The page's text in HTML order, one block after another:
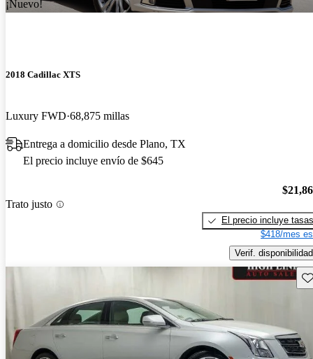
¡Nuevo!
2018 Cadillac XTS
Luxury FWD 68,875 millas
Entrega a domicilio desde Plano, TX
El precio incluye envío de $645
Trato justo
El precio incluye tasas
$418/mes
Verif. disponibilidad